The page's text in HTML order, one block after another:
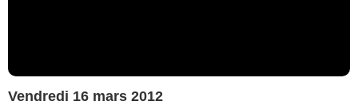
Vendredi 16 mars 2012